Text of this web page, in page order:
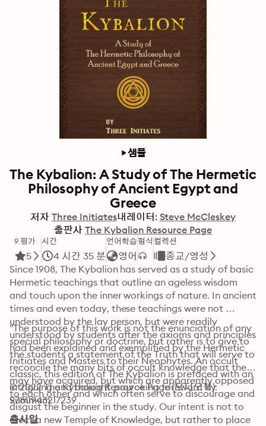
샘플
The Kybalion: A Study of The Hermetic
Philosophy of Ancient Egypt and
Greece
저자 Three Initiates내레이터: Steve McCleskey
출판사 The Kybalion Resource Page
9 평가
5
시간
4 시간 35 분
언어학습
영어
형식 컬렉션
종교/영성
Since 1908, The Kybalion has served as a study of basic
Hermetic teachings that outline an ageless wisdom
and touch upon the inner workings of nature. In ancient
times and even today, these teachings were not
understood by the lay person, but were readily
understood by students after the axioms and principles
had been explained and exemplified by the Hermetic
Initiates and Masters to their Neophytes. An occult
classic, this edition of The Kybalion is prefaced with an
intriguing and thought-provoking foreword by
Summum.
''The purpose of this work is not the enunciation of any
special philosophy or doctrine, but rather is to give to
the students a statement of the Truth that will serve to
reconcile the many bits of occult knowledge that they
may have acquired, but which are apparently opposed
to each other and which often serve to discourage and
disgust the beginner in the study. Our intent is not to
erect a new Temple of Knowledge, but rather to place
© 2022 The Kybalion Resource Page (오디오북):
9780943217239
출시일